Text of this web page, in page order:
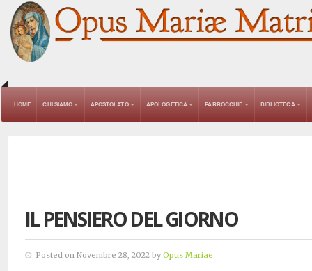
HOME CHI SIAMO APOSTOLATO APOLOGETICA PARROCCHIE BIBLIOTECA
IL PENSIERO DEL GIORNO
Posted on Novembre 28, 2022 by Opus Mariae